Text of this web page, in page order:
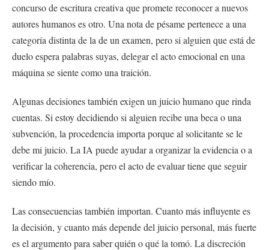
concurso de escritura creativa que promete reconocer a nuevos
autores humanos es otro. Una nota de pésame pertenece a una
categoría distinta de la de un examen, pero si alguien que está de
duelo espera palabras suyas, delegar el acto emocional en una
máquina se siente como una traición.
Algunas decisiones también exigen un juicio humano que rinda
cuentas. Si estoy decidiendo si alguien recibe una beca o una
subvención, la procedencia importa porque al solicitante se le
debe mi juicio. La IA puede ayudar a organizar la evidencia o a
verificar la coherencia, pero el acto de evaluar tiene que seguir
siendo mío.
Las consecuencias también importan. Cuanto más influyente es
la decisión, y cuanto más depende del juicio personal, más fuerte
es el argumento para saber quién o qué la tomó. La discreción